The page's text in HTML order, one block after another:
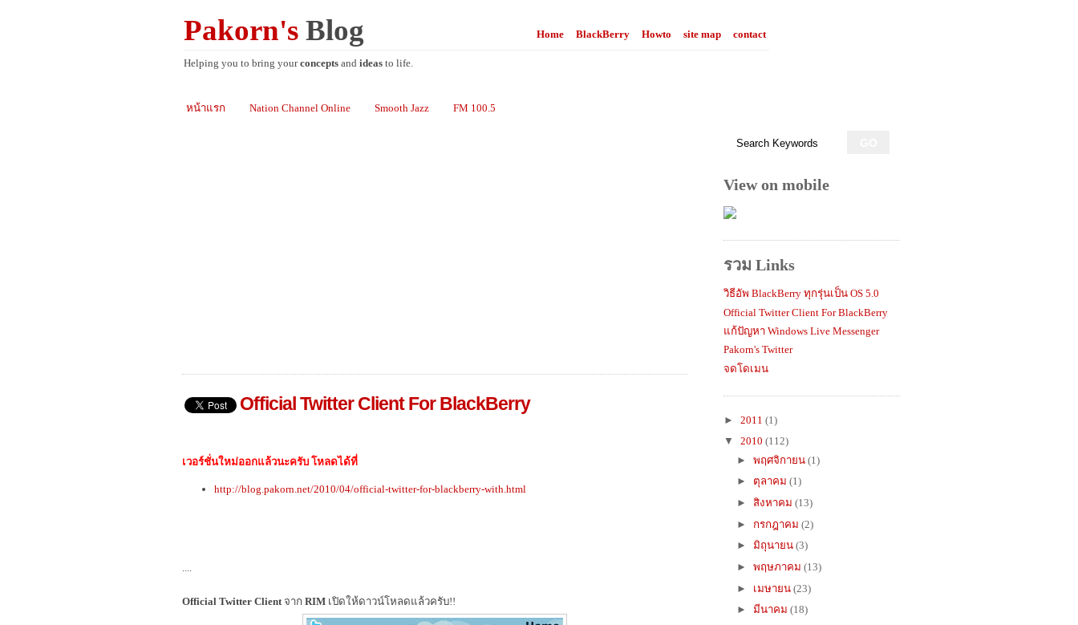
Pakorn's Blog Home BlackBerry Howto site map contact
Helping you to bring yourconcepts and ideas to life.
หน้าแรก Nation Channel Online Smooth Jazz FM 100.5
Official Twitter Client For BlackBerry
เวอร์ชั่นใหม่ออกแล้วนะครับ โหลดได้ที่
http://blog.pakorn.net/2010/04/official-twitter-for-blackberry-with.html
Official Twitter Client จาก RIM เปิดให้ดาวน์โหลดแล้วครับ!!
View on mobile
รวม Links
วิธีอัพ BlackBerry ทุกรุ่นเป็น OS 5.0
Official Twitter Client For BlackBerry
แก้ปัญหา Windows Live Messenger
Pakorn's Twitter
จดโดเมน
► 2011 (1)
▼ 2010 (112)
► พฤศจิกายน (1)
► ตุลาคม (1)
► สิงหาคม (13)
► กรกฎาคม (2)
► มิถุนายน (3)
► พฤษภาคม (13)
► เมษายน (23)
► มีนาคม (18)